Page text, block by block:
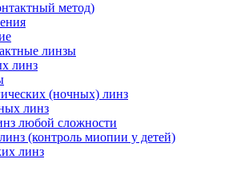
метод)
линзы
линз
(ночных) линз
линз
любой сложности
(контроль миопии у детей)
линз